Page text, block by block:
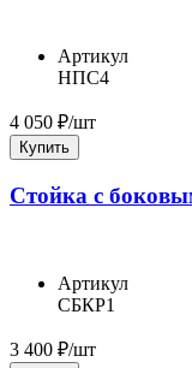
Артикул
НПС4
4 050 ₽/шт
Купить
Стойка с
Артикул
СБКР1
3 400 ₽/шт